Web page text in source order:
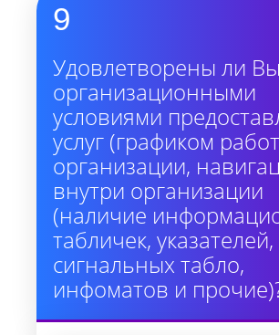
9
Удовлетворены ли Вы
организационными
условиями
услуг (графиком
организации,
внутри организации
(наличие
табличек, указателей,
сигнальных табло,
инфоматов и